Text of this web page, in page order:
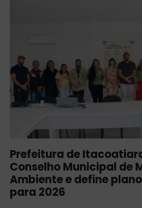
Prefeitura de
Conselho Municipal de
Ambiente e define
para 2026